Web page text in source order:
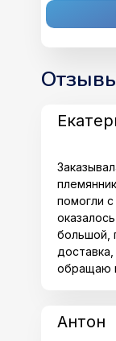
помогли
большой,
обращаю
Антон